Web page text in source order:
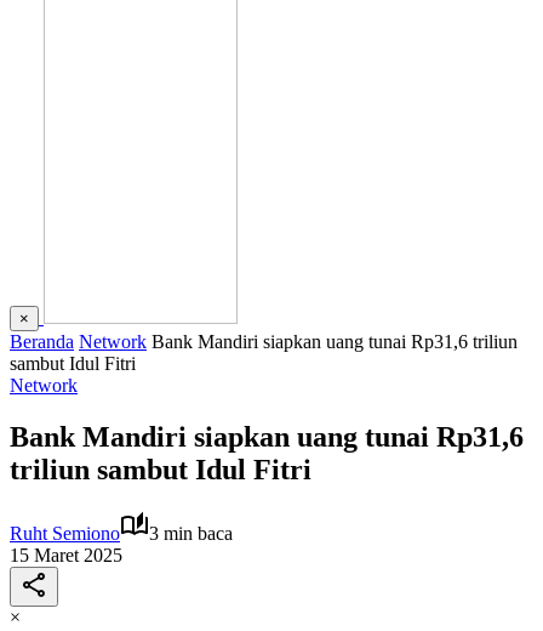
×
Beranda Network Bank Mandiri siapkan uang tunai Rp31,6 triliun
sambut Idul Fitri
Network
Bank Mandiri siapkan uang tunai Rp31,6
triliun sambut Idul Fitri
Ruht Semiono
3 min baca
15 Maret 2025
×